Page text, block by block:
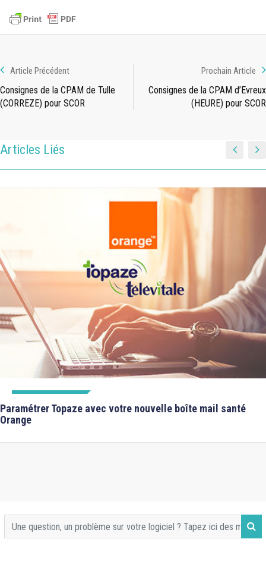
Article Précédent
Consignes de la CPAM de Tulle
(CORREZE) pour SCOR
Prochain Article
Consignes de la CPAM d’Evreux
(HEURE) pour SCOR
Articles Liés
Paramétrer Topaze avec votre nouvelle boîte mail santé
Orange